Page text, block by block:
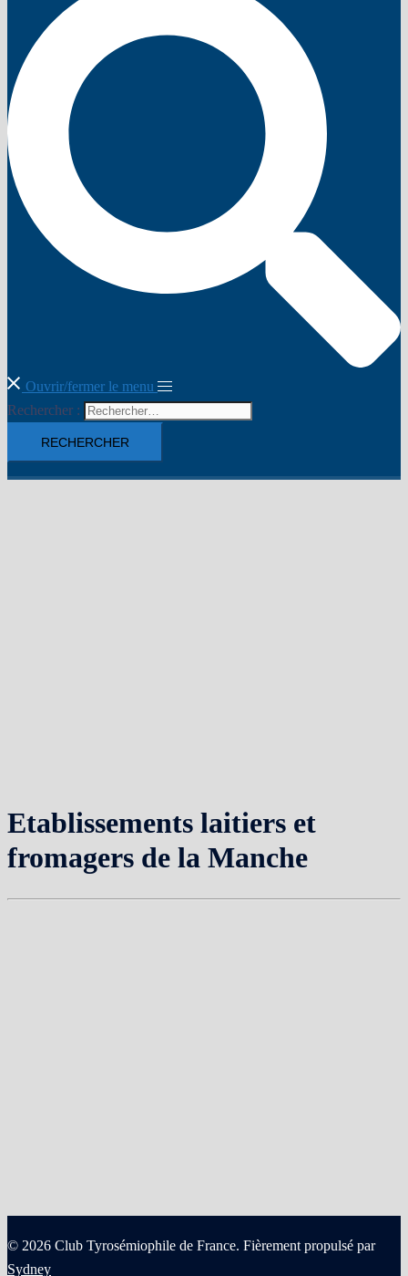
Ouvrir/fermer le menu
Rechercher :
Etablissements laitiers et
fromagers de la Manche
© 2026 Club Tyrosémiophile de France. Fièrement propulsé par
Sydney